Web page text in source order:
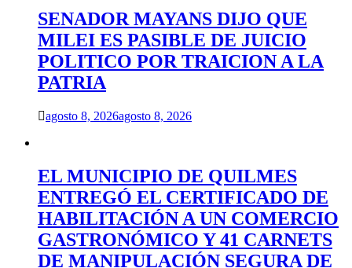
SENADOR MAYANS DIJO QUE
MILEI ES PASIBLE DE JUICIO
POLITICO POR TRAICION A LA
PATRIA
agosto 8, 2026agosto 8, 2026
EL MUNICIPIO DE QUILMES
ENTREGÓ EL CERTIFICADO DE
HABILITACIÓN A UN COMERCIO
GASTRONÓMICO Y 41 CARNETS
DE MANIPULACIÓN SEGURA DE